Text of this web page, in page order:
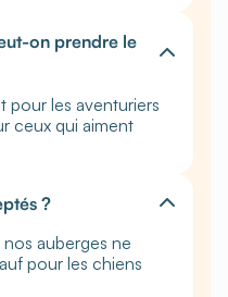
on prendre le
les aventuriers
ceux qui aiment
?
auberges ne
pour les chiens